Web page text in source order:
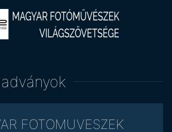
FOTOMUVESZEK